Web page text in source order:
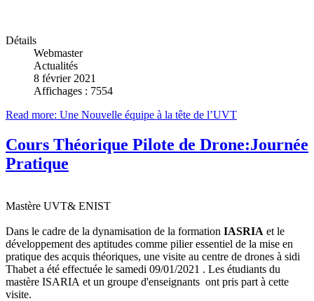
Détails
Webmaster
Actualités
8 février 2021
Affichages : 7554
Read more: Une Nouvelle équipe à la tête de l’UVT
Cours Théorique Pilote de Drone:Journée
Pratique
Mastère UVT& ENIST
Dans le cadre de la dynamisation de la formation IASRIA et le
développement des aptitudes comme pilier essentiel de la mise en
pratique des acquis théoriques, une visite au centre de drones à sidi
Thabet a été effectuée le samedi 09/01/2021 . Les étudiants du
mastère ISARIA et un groupe d'enseignants ont pris part à cette
visite.